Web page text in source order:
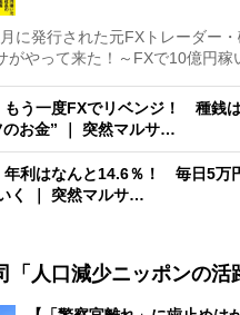
に発行された元FXトレーダー
がやって来た！～FXで10億円
もう一度FXでリベンジ！ 種銭
のお金” ｜ 突然マルサ…
年利はなんと14.6％！ 毎日5万
く ｜ 突然マルサ…
「人口減少ニッポンの活